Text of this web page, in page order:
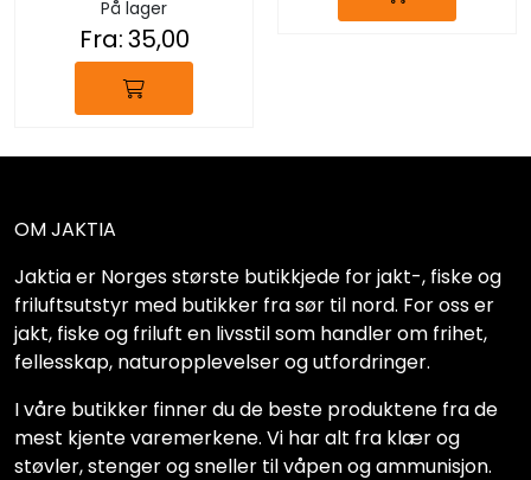
På lager
Fra:35,00
OM JAKTIA
Jaktia er Norges største butikkjede for jakt-, fiske og
friluftsutstyr med butikker fra sør til nord. For oss er
jakt, fiske og friluft en livsstil som handler om frihet,
fellesskap, naturopplevelser og utfordringer.
I våre butikker finner du de beste produktene fra de
mest kjente varemerkene. Vi har alt fra klær og
støvler, stenger og sneller til våpen og ammunisjon.